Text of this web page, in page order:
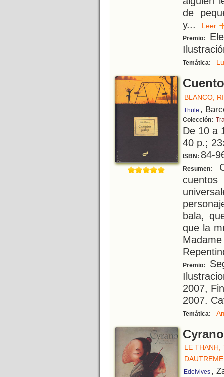
de
y...
Premio:
Temática:
BLANCO,
Thule ,
Colección:
De 10 a
40 p.;
ISBN: 84-
Resumen:
bala,
que la
Premio:
2007,
2007.
Temática:
Cyrano
LE THANH,
Edelvives ,